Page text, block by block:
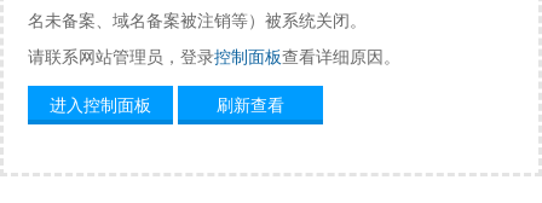
名未备案、域名备案被注销等）被系统关闭。
请联系网站管理员，登录控制面板查看详细原因。
进入控制面板
刷新查看